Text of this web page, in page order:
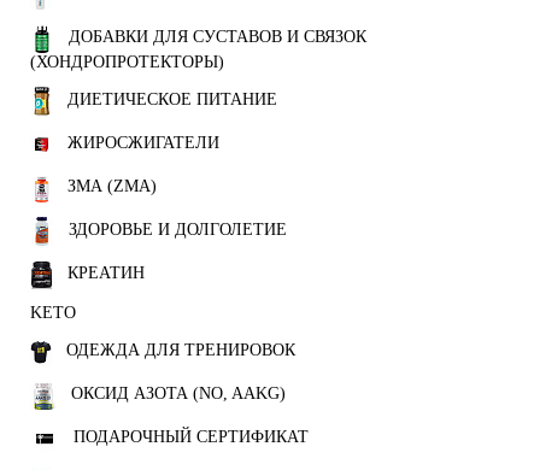
ДОБАВКИ ДЛЯ СУСТАВОВ И СВЯЗОК
(ХОНДРОПРОТЕКТОРЫ)
ДИЕТИЧЕСКОЕ ПИТАНИЕ
ЖИРОСЖИГАТЕЛИ
ЗМА (ZMA)
ЗДОРОВЬЕ И ДОЛГОЛЕТИЕ
КРЕАТИН
KETO
ОДЕЖДА ДЛЯ ТРЕНИРОВОК
ОКСИД АЗОТА (NO, AAKG)
ПОДАРОЧНЫЙ СЕРТИФИКАТ